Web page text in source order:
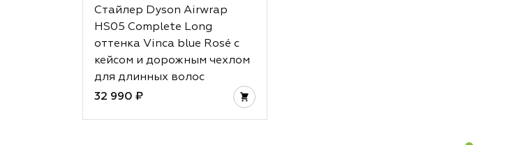
Стайлер Dyson Airwrap
HS05 Complete Long
оттенка Vinca blue Rosé с
кейсом и дорожным чехлом
для длинных волос
32 990 ₽